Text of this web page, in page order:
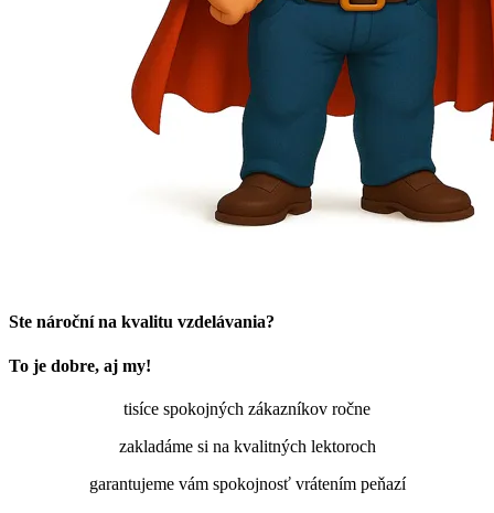
Ste nároční na kvalitu vzdelávania?
To je dobre, aj my!
tisíce spokojných zákazníkov ročne
zakladáme si na kvalitných lektoroch
garantujeme vám spokojnosť vrátením peňazí